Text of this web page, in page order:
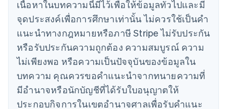
เนื้อหาในบทความนี้มีไว้เพื่อให้ข้อมูลทั่วไปและมี
จุดประสงค์เพื่อการศึกษาเท่านั้น ไม่ควรใช้เป็นคํา
แนะนําทางกฎหมายหรือภาษี Stripe ไม่รับประกัน
หรือรับประกันความถูกต้อง ความสมบูรณ์ ความ
ไม่เพียงพอ หรือความเป็นปัจจุบันของข้อมูลใน
บทความ คุณควรขอคําแนะนําจากทนายความที่
มีอํานาจหรือนักบัญชีที่ได้รับใบอนุญาตให้
ประกอบกิจการในเขตอํานาจศาลเพื่อรับคําแนะ
简体中文English
ไซปรัส
English
ญี่ปุ่น
日本語 English
เดนมาร์ก
English
ไทย
English
นอร์เวย์
English